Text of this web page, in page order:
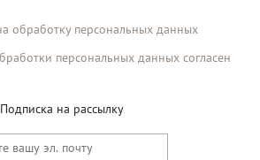
обработку персональных данных
персональных данных согласен
Подписка на рассылку